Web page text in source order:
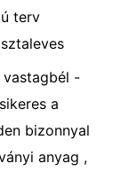
terv
vastagbél -
a
bizonnyal
anyag ,